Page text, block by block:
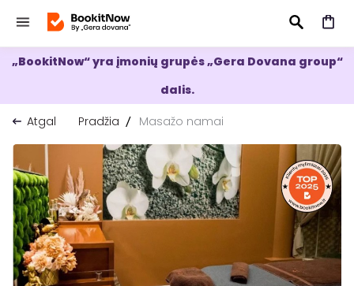
IEŠKOTI
„BookitNow“ yra įmonių grupės „Gera Dovana group“
dalis.
Atgal
Pradžia Masažo namai